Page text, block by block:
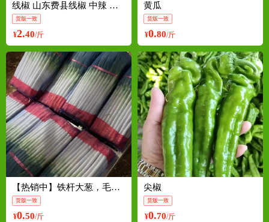
线椒 山东费县线椒 中辣 青 万亩产地直接发货，欢迎采
货版一致
¥2.40/斤
黄瓜
货版一致
¥0.80/斤
【热销中】铁杆大葱，毛葱 2cm左右 30~40cm
货版一致
¥0.50/斤
尖椒
货版一致
¥0.70/斤